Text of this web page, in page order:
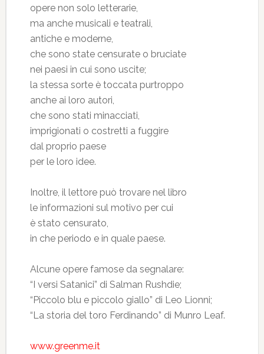
opere non solo letterarie,
ma anche musicali e teatrali,
antiche e moderne,
che sono state censurate o bruciate
nei paesi in cui sono uscite;
la stessa sorte è toccata purtroppo
anche ai loro autori,
che sono stati minacciati,
imprigionati o costretti a fuggire
dal proprio paese
per le loro idee.
Inoltre, il lettore può trovare nel libro
le informazioni sul motivo per cui
è stato censurato,
in che periodo e in quale paese.
Alcune opere famose da segnalare:
“I versi Satanici” di Salman Rushdie;
“Piccolo blu e piccolo giallo” di Leo Lionni;
“La storia del toro Ferdinando” di Munro Leaf.
www.greenme.it